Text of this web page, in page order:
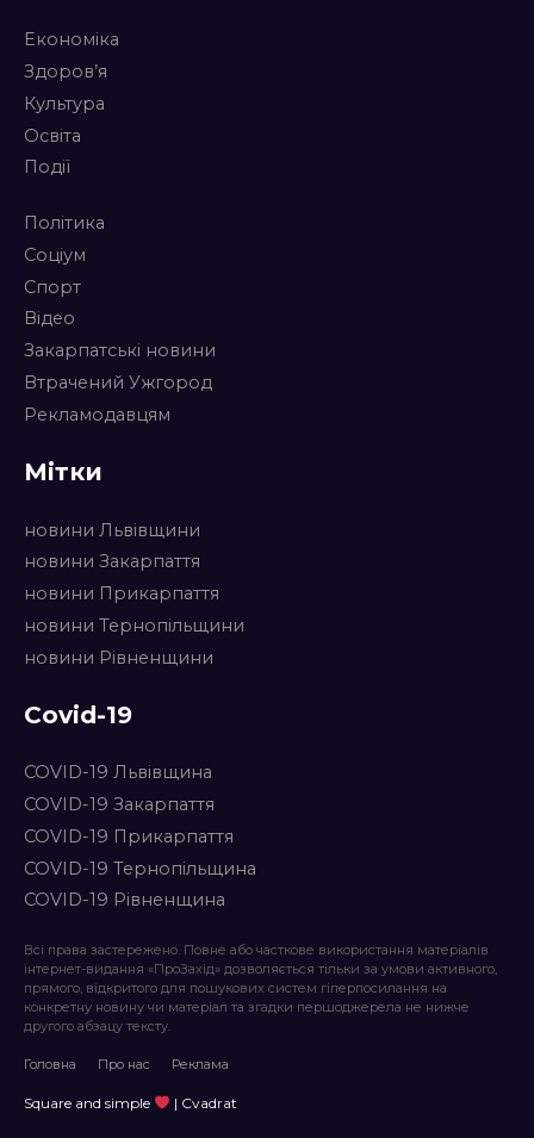
Економіка
Здоров’я
Культура
Освіта
Події
Політика
Соціум
Спорт
Відео
Закарпатські новини
Втрачений Ужгород
Рекламодавцям
Мітки
новини Львівщини
новини Закарпаття
новини Прикарпаття
новини Тернопільщини
новини Рівненщини
Covid-19
COVID-19 Львівщина
COVID-19 Закарпаття
COVID-19 Прикарпаття
COVID-19 Тернопільщина
COVID-19 Рівненщина
Всі права застережено. Повне або часткове використання матеріалів
інтернет-видання «ПроЗахід» дозволяється тільки за умови активного,
прямого, відкритого для пошукових систем гіперпосилання на
конкретну новину чи матеріал та згадки першоджерела не нижче
другого абзацу тексту.
Головна Про нас Реклама
Square and simple | Cvadrat